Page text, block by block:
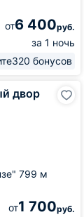
от6 400руб.
за 1 ночь
320 бонусов
двор
799 м
от1 700руб.